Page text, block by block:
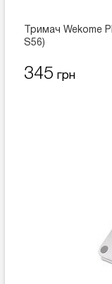
Тримач Wekome
S56)
345 грн